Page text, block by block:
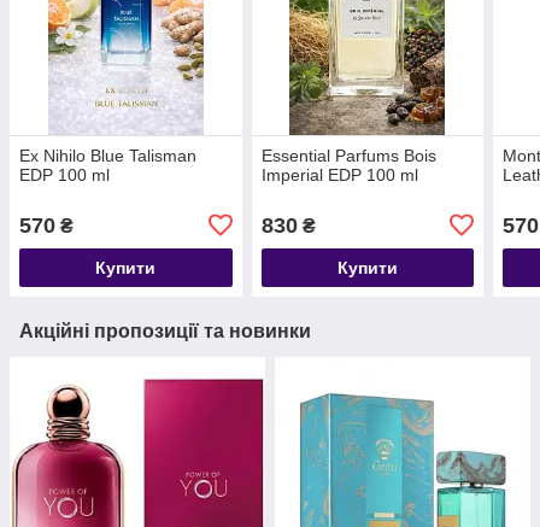
Ex Nihilo Blue Talisman
EDP 100 ml
570 ₴
Купити
Essential Parfums Bois
Imperial EDP 100 ml
830₴
Купити
570
Акційні пропозиції та новинки